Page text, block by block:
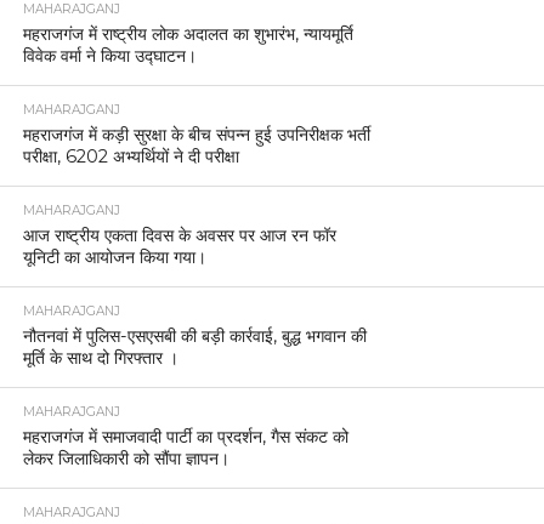
MAHARAJGANJ
महराजगंज में राष्ट्रीय लोक अदालत का शुभारंभ, न्यायमूर्ति
विवेक वर्मा ने किया उद्घाटन।
MAHARAJGANJ
महराजगंज में कड़ी सुरक्षा के बीच संपन्न हुई उपनिरीक्षक भर्ती
परीक्षा, 6202 अभ्यर्थियों ने दी परीक्षा
MAHARAJGANJ
आज राष्ट्रीय एकता दिवस के अवसर पर आज रन फॉर
यूनिटी का आयोजन किया गया।
MAHARAJGANJ
नौतनवां में पुलिस-एसएसबी की बड़ी कार्रवाई, बुद्ध भगवान की
मूर्ति के साथ दो गिरफ्तार ।
MAHARAJGANJ
महराजगंज में समाजवादी पार्टी का प्रदर्शन, गैस संकट को
लेकर जिलाधिकारी को सौंपा ज्ञापन।
MAHARAJGANJ